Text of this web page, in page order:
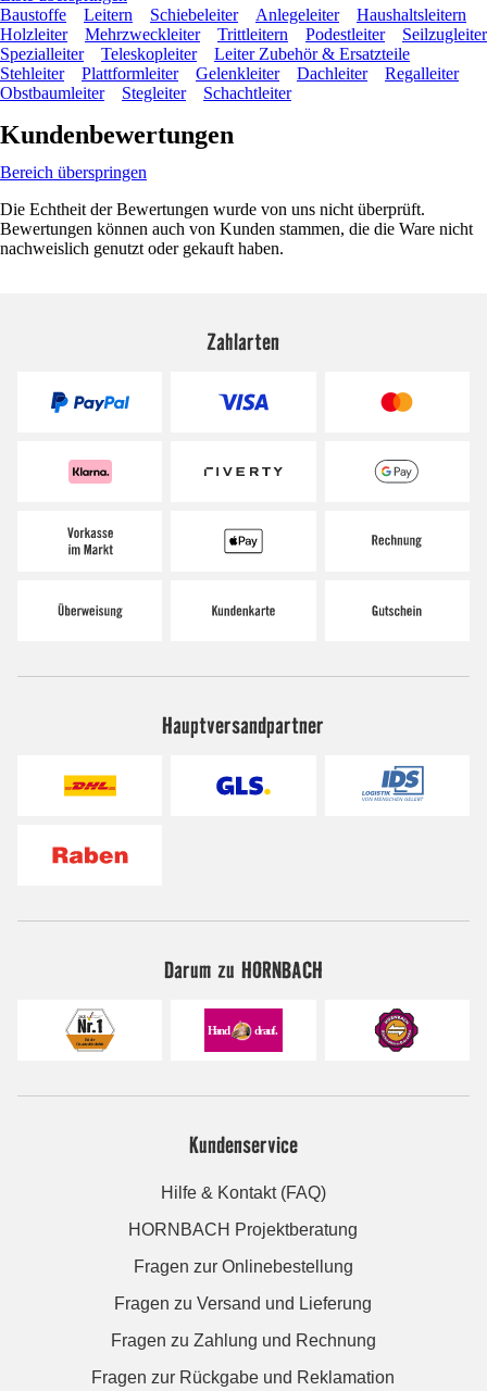
Baustoffe
Leitern Schiebeleiter Anlegeleiter
Haushaltsleitern
Holzleiter
Mehrzweckleiter Trittleitern Podestleiter
Seilzugleiter
Spezialleiter
Teleskopleiter
Leiter Zubehör & Ersatzteile
Stehleiter
Plattformleiter Gelenkleiter Dachleiter
Regalleiter
Obstbaumleiter
Stegleiter Schachtleiter
Kundenbewertungen
Bereich überspringen
Die Echtheit der Bewertungen wurde von uns nicht überprüft.
Bewertungen können auch von Kunden stammen, die die Ware nicht
nachweislich genutzt oder gekauft haben.
Zahlarten
Hauptversandpartner
Darum zu HORNBACH
Kundenservice
Hilfe & Kontakt (FAQ)
HORNBACH Projektberatung
Fragen zur Onlinebestellung
Fragen zu Versand und Lieferung
Fragen zu Zahlung und Rechnung
Fragen zur Rückgabe und Reklamation